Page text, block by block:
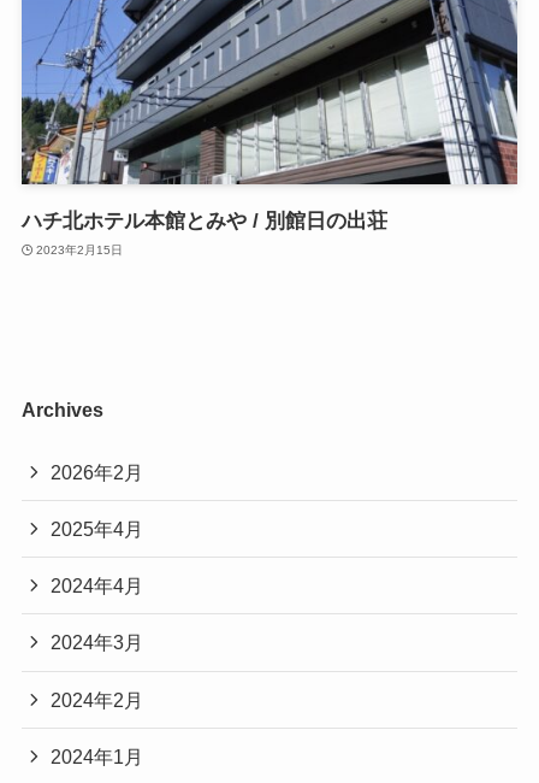
ハチ北ホテル本館とみや / 別館日の出荘
2023年2月15日
Archives
2026年2月
2025年4月
2024年4月
2024年3月
2024年2月
2024年1月